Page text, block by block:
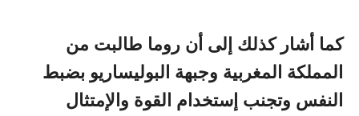
كما أشار كذلك إلى أن روما طالبت من
المملكة المغربية وجبهة البوليساريو بضبط
النفس وتجنب إستخدام القوة والإمتثال